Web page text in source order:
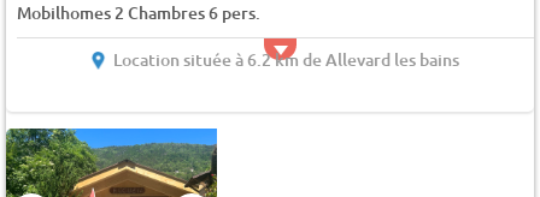
Mobilhomes 2 Chambres 6 pers.
Location située à 6.2 km de Allevard les bains